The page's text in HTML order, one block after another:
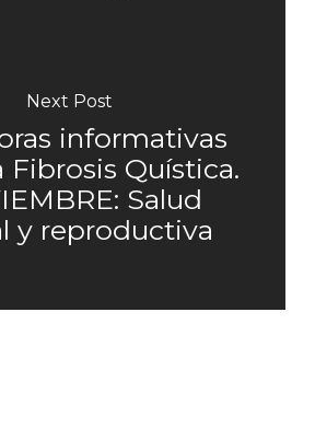
Next Post
informativas
Fibrosis Quística.
Salud
y reproductiva